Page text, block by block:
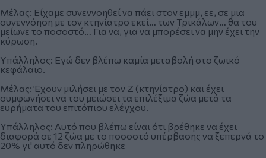
Μέλας: Είχαμε συνεννοηθεί να πάει στον εμμμ, εε, σε μια
συνεννόηση με τον κτηνίατρο εκεί… των Τρικάλων… θα του
μείωνε το ποσοστό… Για να, για να μπορέσει να μην έχει την
κύρωση.
Υπάλληλος: Εγώ δεν βλέπω καμία μεταβολή στο ζωικό
κεφάλαιο.
Μέλας: Έχουν μιλήσει με τον Ζ (κτηνίατρο) και έχει
συμφωνήσει να του μειώσει τα επιλέξιμα ζώα μετά τα
ευρήματα του επιτόπιου ελέγχου.
Υπάλληλος: Αυτό που βλέπω είναι ότι βρέθηκε να έχει
διαφορά σε 12 ζώα με το ποσοστό υπέρβασης να ξεπερνά το
20% γι' αυτό δεν πληρώθηκε